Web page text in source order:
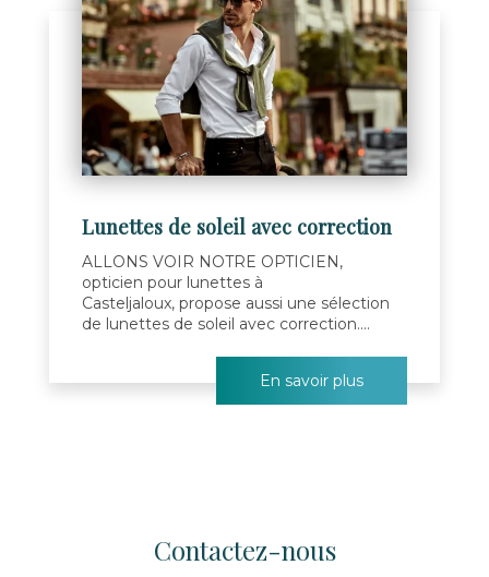
Lunettes de soleil avec correction
ALLONS VOIR NOTRE OPTICIEN,
opticien pour lunettes à
Casteljaloux, propose aussi une sélection
de lunettes de soleil avec correction....
En savoir plus
Contactez-nous